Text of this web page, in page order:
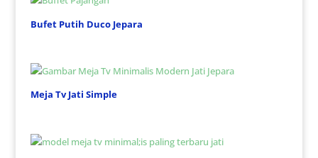
Bufet Putih Duco Jepara
Meja Tv Jati Simple